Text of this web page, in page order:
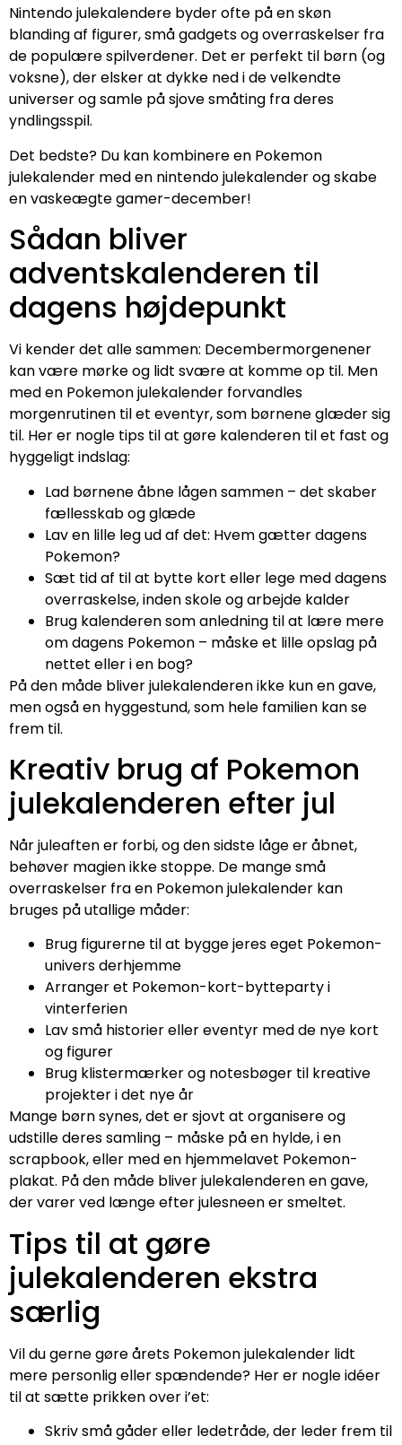
Nintendo julekalendere byder ofte på en skøn
blanding af figurer, små gadgets og overraskelser fra
de populære spilverdener. Det er perfekt til børn (og
voksne), der elsker at dykke ned i de velkendte
universer og samle på sjove småting fra deres
yndlingsspil.
Det bedste? Du kan kombinere en Pokemon
julekalender med en nintendo julekalender og skabe
en vaskeægte gamer-december!
Sådan bliver
adventskalenderen til
dagens højdepunkt
Vi kender det alle sammen: Decembermorgenener
kan være mørke og lidt svære at komme op til. Men
med en Pokemon julekalender forvandles
morgenrutinen til et eventyr, som børnene glæder sig
til. Her er nogle tips til at gøre kalenderen til et fast og
hyggeligt indslag:
Lad børnene åbne lågen sammen – det skaber
fællesskab og glæde
Lav en lille leg ud af det: Hvem gætter dagens
Pokemon?
Sæt tid af til at bytte kort eller lege med dagens
overraskelse, inden skole og arbejde kalder
Brug kalenderen som anledning til at lære mere
om dagens Pokemon – måske et lille opslag på
nettet eller i en bog?
På den måde bliver julekalenderen ikke kun en gave,
men også en hyggestund, som hele familien kan se
frem til.
Kreativ brug af Pokemon
julekalenderen efter jul
Når juleaften er forbi, og den sidste låge er åbnet,
behøver magien ikke stoppe. De mange små
overraskelser fra en Pokemon julekalender kan
bruges på utallige måder:
Brug figurerne til at bygge jeres eget Pokemon-
univers derhjemme
Arranger et Pokemon-kort-bytteparty i
vinterferien
Lav små historier eller eventyr med de nye kort
og figurer
Brug klistermærker og notesbøger til kreative
projekter i det nye år
Mange børn synes, det er sjovt at organisere og
udstille deres samling – måske på en hylde, i en
scrapbook, eller med en hjemmelavet Pokemon-
plakat. På den måde bliver julekalenderen en gave,
der varer ved længe efter julesneen er smeltet.
Tips til at gøre
julekalenderen ekstra
særlig
Vil du gerne gøre årets Pokemon julekalender lidt
mere personlig eller spændende? Her er nogle idéer
til at sætte prikken over i’et:
Skriv små gåder eller ledetråde, der leder frem til